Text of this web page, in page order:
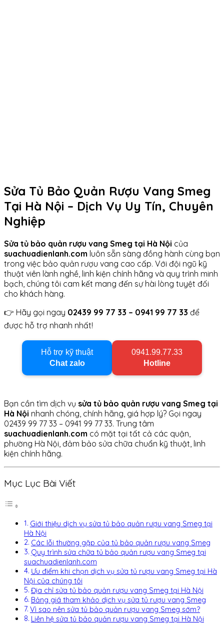
Sửa Tủ Bảo Quản Rượu Vang Smeg
Tại Hà Nội – Dịch Vụ Uy Tín, Chuyên
Nghiệp
Sửa tủ bảo quản rượu vang Smeg tại Hà Nội của
suachuadienlanh.com luôn sẵn sàng đồng hành cùng bạn
trong việc bảo quản rượu vang cao cấp. Với đội ngũ kỹ
thuật viên lành nghề, linh kiện chính hãng và quy trình minh
bạch, chúng tôi cam kết mang đến sự hài lòng tuyệt đối
cho khách hàng.
👉 Hãy gọi ngay 02439 99 77 33 – 0941 99 77 33 để
được hỗ trợ nhanh nhất!
Hỗ trợ kỹ thuật
Chat zalo
0941.99.77.33
Hotline
Bạn cần tìm dịch vụ sửa tủ bảo quản rượu vang Smeg tại
Hà Nội nhanh chóng, chính hãng, giá hợp lý? Gọi ngay
02439 99 77 33 – 0941 99 77 33. Trung tâm
suachuadienlanh.com có mặt tại tất cả các quận,
phường Hà Nội, đảm bảo sửa chữa chuẩn kỹ thuật, linh
kiện chính hãng.
Mục Lục Bài Viết
Giới thiệu dịch vụ sửa tủ bảo quản rượu vang Smeg tại
Hà Nội
Các lỗi thường gặp của tủ bảo quản rượu vang Smeg
Quy trình sửa chữa tủ bảo quản rượu vang Smeg tại
suachuadienlanh.com
Ưu điểm khi chọn dịch vụ sửa tủ rượu vang Smeg tại Hà
Nội của chúng tôi
Địa chỉ sửa tủ bảo quản rượu vang Smeg tại Hà Nội
Bảng giá tham khảo dịch vụ sửa tủ rượu vang Smeg
Vì sao nên sửa tủ bảo quản rượu vang Smeg sớm?
Liên hệ sửa tủ bảo quản rượu vang Smeg tại Hà Nội